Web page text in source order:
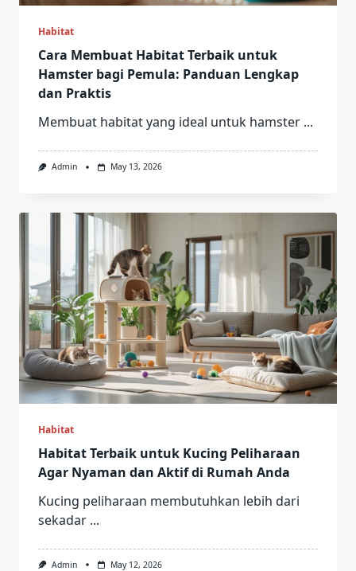
Habitat
Cara Membuat Habitat Terbaik untuk
Hamster bagi Pemula: Panduan Lengkap
dan Praktis
Membuat habitat yang ideal untuk hamster ...
Admin May 13, 2026
Habitat
Habitat Terbaik untuk Kucing Peliharaan
Agar Nyaman dan Aktif di Rumah Anda
Kucing peliharaan membutuhkan lebih dari
sekadar ...
Admin May 12, 2026